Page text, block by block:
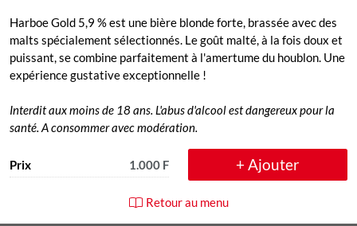
Harboe Gold 5,9 % est une bière blonde forte, brassée avec des
malts spécialement sélectionnés. Le goût malté, à la fois doux et
puissant, se combine parfaitement à l'amertume du houblon. Une
expérience gustative exceptionnelle !
Interdit aux moins de 18 ans. L'abus d'alcool est dangereux pour la
santé. A consommer avec modération.
Prix 1.000 F + Ajouter
Retour au menu